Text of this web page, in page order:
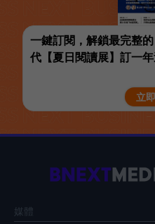
一鍵訂閱，解鎖最完整
代【夏日閱讀展】訂一
立
媒體